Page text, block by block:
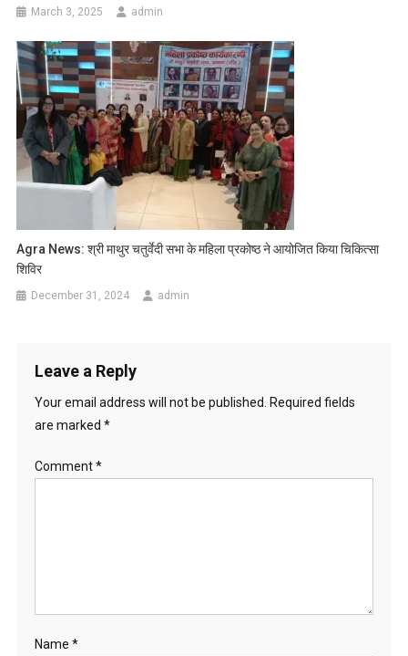
March 3, 2025 admin
Agra News: श्री माथुर चतुर्वेदी सभा के महिला प्रकोष्ठ ने आयोजित किया चिकित्सा
शिविर
December 31, 2024 admin
Leave a Reply
Your email address will not be published. Required fields
are marked *
Comment*
Name *